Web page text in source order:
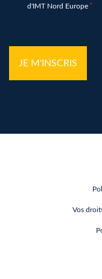
d'IMT Nord Europe *
Vos